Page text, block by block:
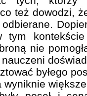
też dowodzi,
tym
nie
byłego